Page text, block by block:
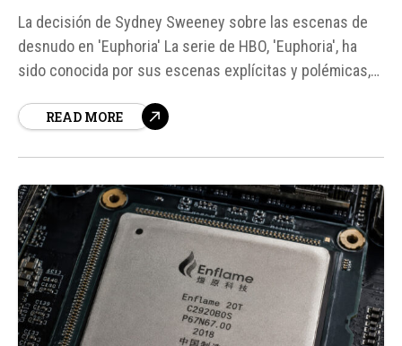
La decisión de Sydney Sweeney sobre las escenas de
desnudo en 'Euphoria' La serie de HBO, 'Euphoria', ha
sido conocida por sus escenas explícitas y polémicas,
por Sydney Sweeney. En una entrevista reciente, el
READ MORE